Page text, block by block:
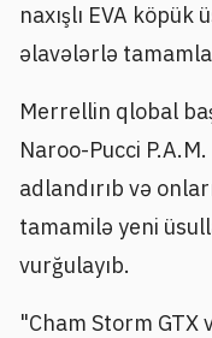
naxışlı EVA
əlavələrlə
Merrellin qlobal
Naroo-Pucci P.A.M.
adlandırıb və
tamamilə yeni
vurğulayıb.
"Cham Storm GTX